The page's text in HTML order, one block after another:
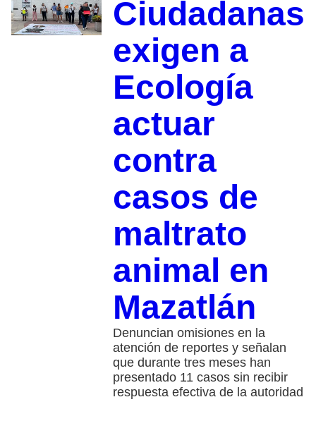
Ciudadanas
exigen a
Ecología
actuar
contra
casos de
maltrato
animal en
Mazatlán
Denuncian omisiones en la
atención de reportes y señalan
que durante tres meses han
presentado 11 casos sin recibir
respuesta efectiva de la autoridad